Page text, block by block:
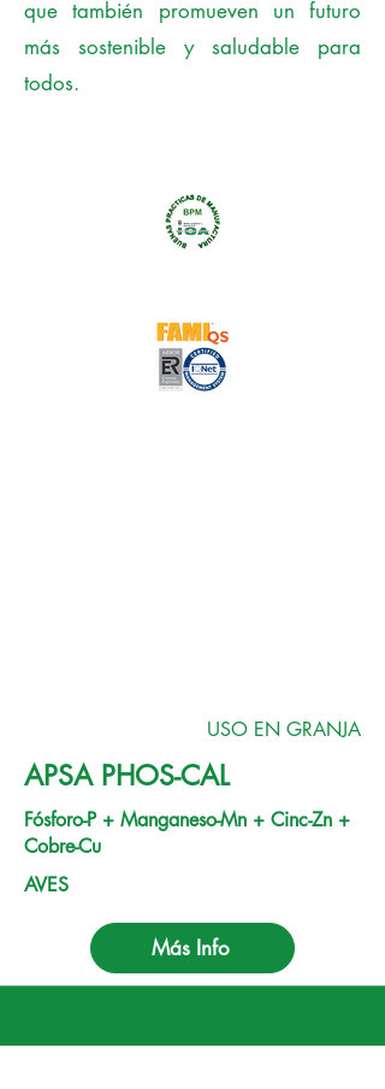
que también promueven un futuro
más sostenible y saludable para
todos.
USO EN GRANJA
APSA PHOS-CAL
Fósforo-P + Manganeso-Mn + Cinc-Zn +
Cobre-Cu
AVES
Más Info